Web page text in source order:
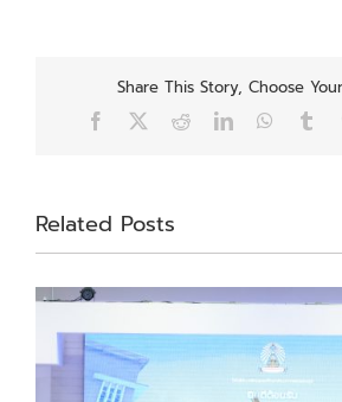
Share This Story, Choose
Facebook RedditLinkedIn
Related Posts